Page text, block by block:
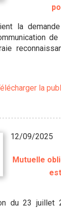
la
la
12/09/2025
Mutuelle
du 23 juillet